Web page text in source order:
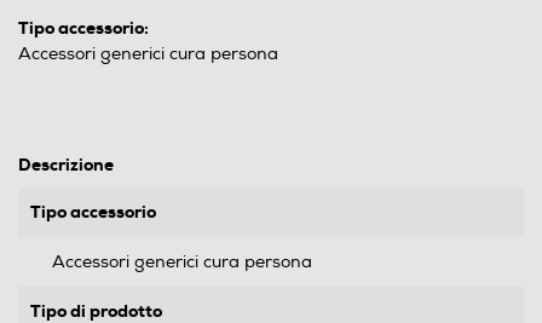
Tipo accessorio:
Accessori generici cura persona
Descrizione
Tipo accessorio
Accessori generici cura persona
Tipo di prodotto